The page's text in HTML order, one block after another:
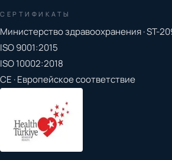
СЕРТИФИКАТЫ
Министерство здравоохранения · ST-
ISO 9001:2015
ISO 10002:2018
CE · Европейское соответствие